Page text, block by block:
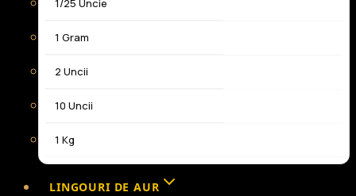
1/25 Uncie
1 Gram
2 Uncii
10 Uncii
1 Kg
LINGOURI DE AUR